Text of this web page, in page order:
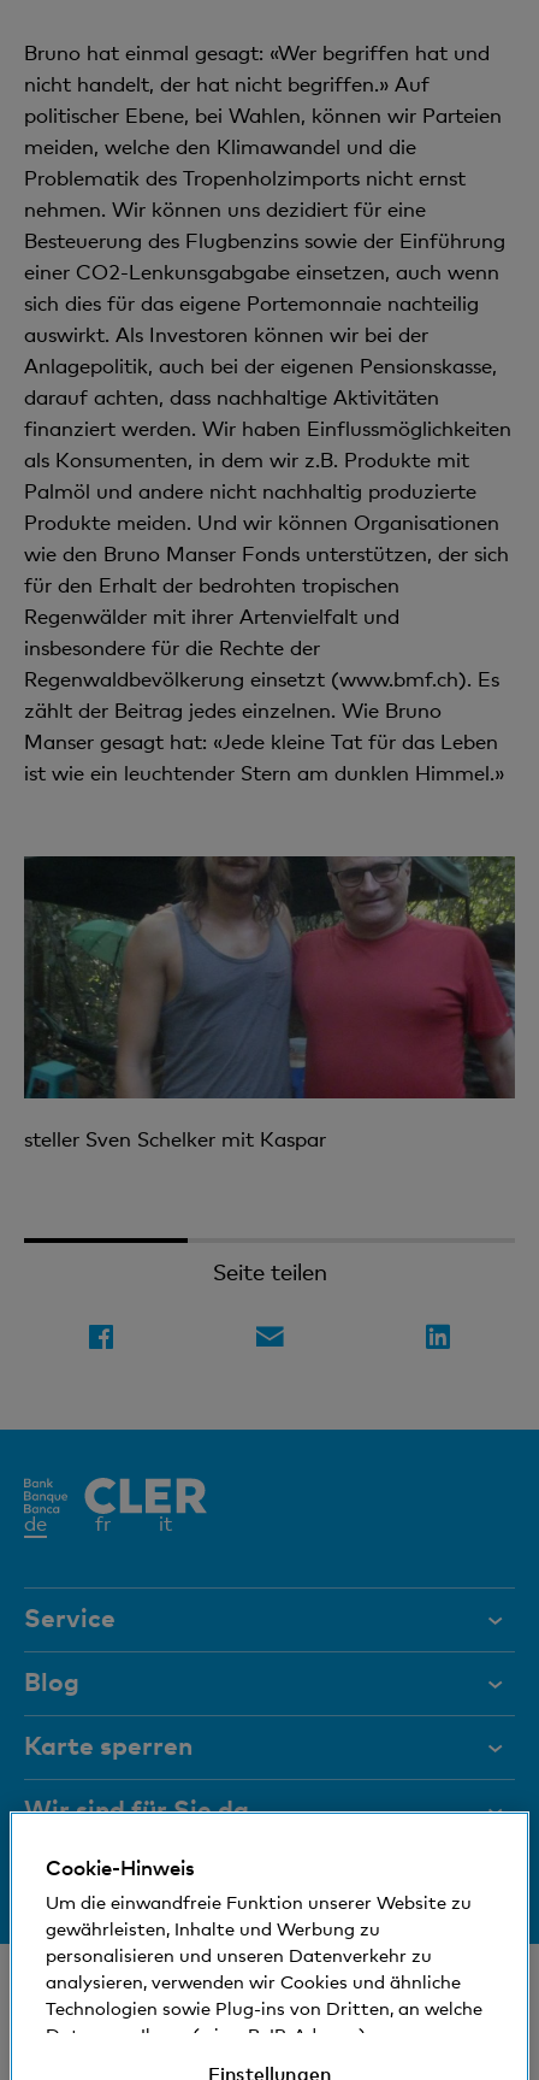
Bruno hat einmal gesagt: «Wer begriffen hat und
nicht handelt, der hat nicht begriffen.» Auf
politischer Ebene, bei Wahlen, können wir Parteien
meiden, welche den Klimawandel und die
Problematik des Tropenholzimports nicht ernst
nehmen. Wir können uns dezidiert für eine
Besteuerung des Flugbenzins sowie der Einführung
einer CO2-Lenkunsgabgabe einsetzen, auch wenn
sich dies für das eigene Portemonnaie nachteilig
auswirkt. Als Investoren können wir bei der
Anlagepolitik, auch bei der eigenen Pensionskasse,
darauf achten, dass nachhaltige Aktivitäten
finanziert werden. Wir haben Einflussmöglichkeiten
als Konsumenten, in dem wir z.B. Produkte mit
Palmöl und andere nicht nachhaltig produzierte
Produkte meiden. Und wir können Organisationen
wie den Bruno Manser Fonds unterstützen, der sich
für den Erhalt der bedrohten tropischen
Regenwälder mit ihrer Artenvielfalt und
insbesondere für die Rechte der
Regenwaldbevölkerung einsetzt (www.bmf.ch). Es
zählt der Beitrag jedes einzelnen. Wie Bruno
Manser gesagt hat: «Jede kleine Tat für das Leben
ist wie ein leuchtender Stern am dunklen Himmel.»
Sven Schelker mit Kaspar
1
Seite teilen
deAktives
fr it
Service
Hilfe & Kontakt
Dokumente
Magazin
Führungsgremien
Medien
Sozial und umweltfreundlich
Blog
Karte sperren
+41 (0)800 88 99 66
Wir sind für Sie da
Hilfe & Kontakt
Standorte und Bancomaten
Bankinfos
© Bank Cler AG
Rechtliche Bedingungen und Hinweise
Cookie-Hinweis
Um die einwandfreie Funktion unserer Website zu
gewährleisten, Inhalte und Werbung zu
personalisieren und unseren Datenverkehr zu
analysieren, verwenden wir Cookies und ähnliche
Technologien sowie Plug-ins von Dritten, an welche
Daten von Ihnen (wie z.B. IP-Adresse)
Einstellungen